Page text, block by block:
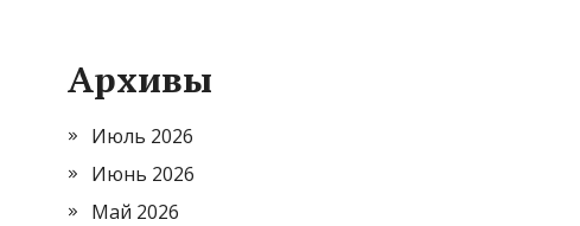
Архивы
Июль 2026
Июнь 2026
Май 2026